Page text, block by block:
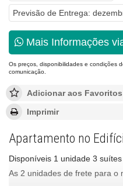
Previsão de Entrega:
Mais Informações
Os preços, disponibilidades e condições
comunicação.
Adicionar aos Favoritos
Imprimir
Apartamento no
Disponíveis 1 unidade 3
As 2 unidades de frete para o